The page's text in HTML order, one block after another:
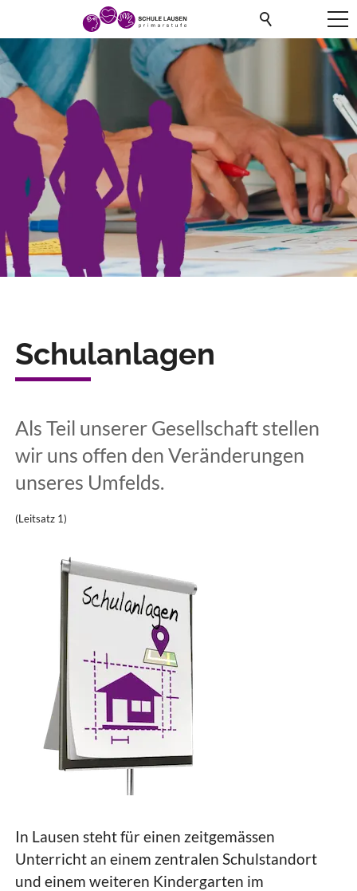
Schulanlagen
Als Teil unserer Gesellschaft stellen
wir uns offen den Veränderungen
unseres Umfelds.
(Leitsatz 1)
In Lausen steht für einen zeitgemässen
Unterricht an einem zentralen Schulstandort
und einem weiteren Kindergarten im